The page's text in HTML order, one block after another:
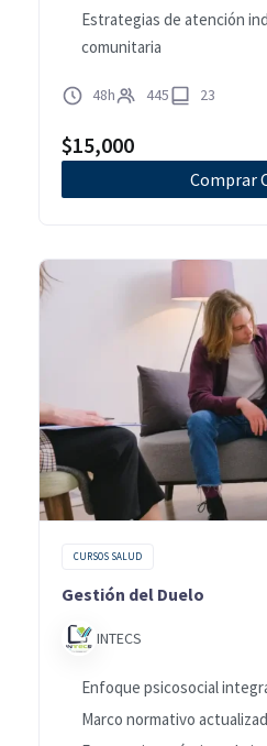
Estrategias de atención
comunitaria
48h 445 23
$15,000
Comprar
CURSOS SALUD
Gestión del Duelo
INTECS
Enfoque psicosocial
Marco normativo